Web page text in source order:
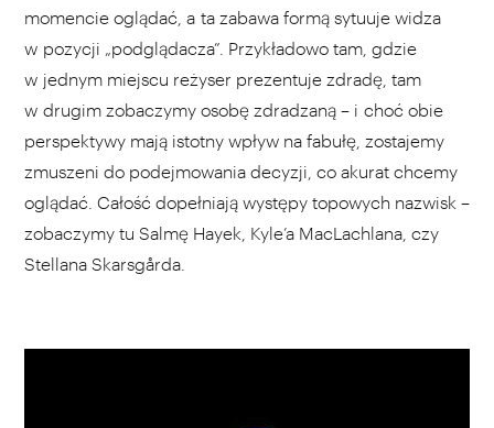
momencie oglądać, a ta zabawa formą sytuuje widza
w pozycji „podglądacza”. Przykładowo tam, gdzie
w jednym miejscu reżyser prezentuje zdradę, tam
w drugim zobaczymy osobę zdradzaną – i choć obie
perspektywy mają istotny wpływ na fabułę, zostajemy
zmuszeni do podejmowania decyzji, co akurat chcemy
oglądać. Całość dopełniają występy topowych nazwisk –
zobaczymy tu Salmę Hayek, Kyle’a MacLachlana, czy
Stellana Skarsgårda.